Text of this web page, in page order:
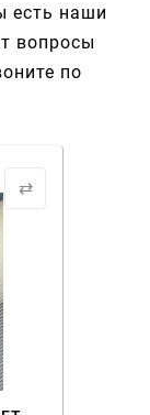
есть наши
вопросы
по
⇄